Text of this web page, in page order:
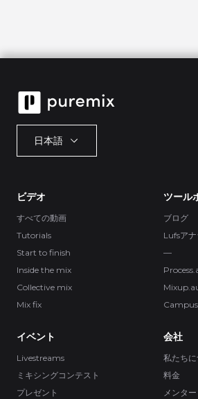
日本語
ビデオ
すべての動画
Tutorials
Start to finish
Inside the mix
Collective mix
Mix fix
ツール
ブログ
Lufsア
—
イベント
Livestreams
ミキシングコンテスト
プレゼント
会社
私たち
料金
メンター